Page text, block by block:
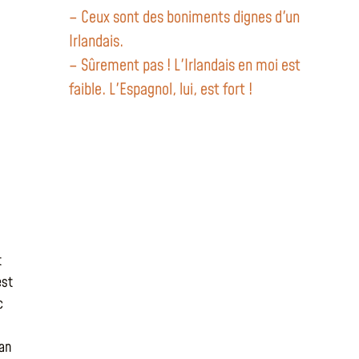
– Ceux sont des boniments dignes d'un
Irlandais.
– Sûrement pas ! L'Irlandais en moi est
faible. L'Espagnol, lui, est fort !